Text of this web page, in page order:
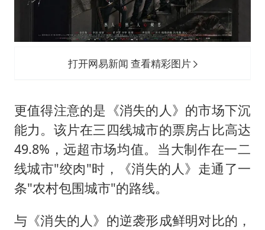
打开网易新闻 查看精彩图片
更值得注意的是《消失的人》的市场下沉
能力。该片在三四线城市的票房占比高达
49.8%，远超市场均值。当大制作在一二
线城市"绞肉"时，《消失的人》走通了一
条"农村包围城市"的路线。
与《消失的人》的逆袭形成鲜明对比的，